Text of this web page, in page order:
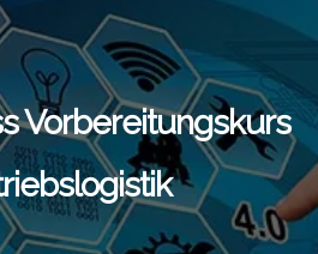
Vorbereitungskurs